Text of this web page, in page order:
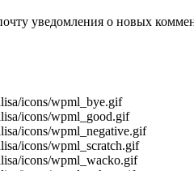
уведомления о новых